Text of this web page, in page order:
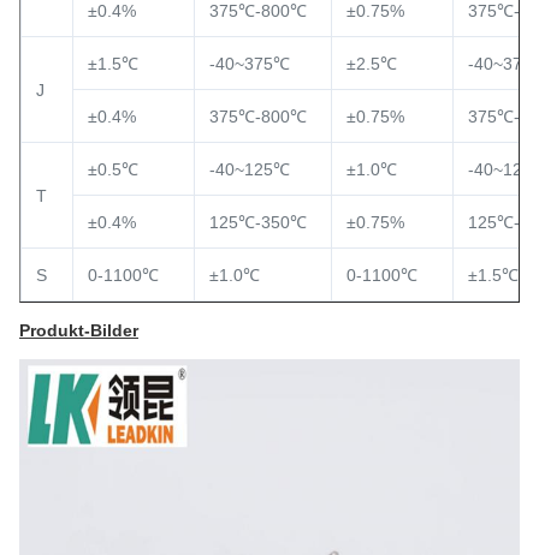
±0.4% 375℃-800℃ ±0.75% 375℃-
J
±1.5℃ -40~375℃ ±2.5℃ -
±0.4% 375℃-800℃ ±0.75% 375℃-
T
±0.5℃ -40~125℃ ±1.0℃ -
±0.4% 125℃-350℃ ±0.75% 125℃-
S 0-1100℃ ±1.0℃ 0-1100℃ ±1.5℃
Produkt-Bilder